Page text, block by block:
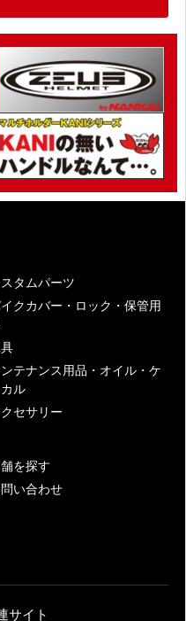
タムパーツ
クカバー・ロック・保管用
ンテナンス用品・オイル・ケ
カル
セサリー
を探す
い合わせ
サイト